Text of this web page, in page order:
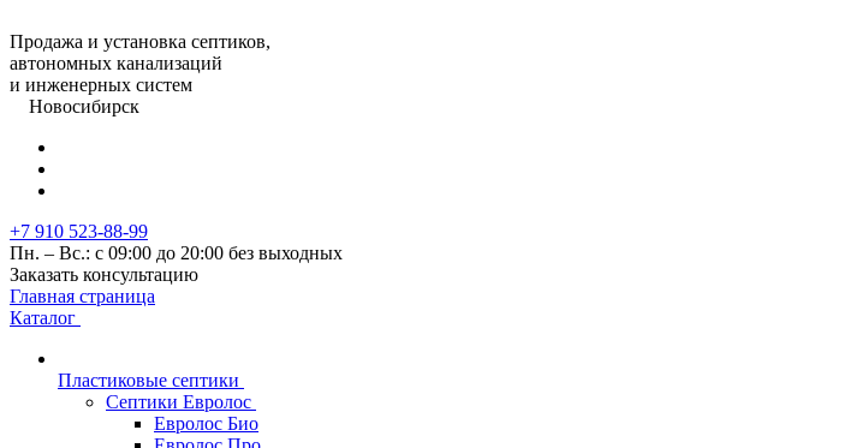
Продажа и установка септиков,
автономных канализаций
и инженерных систем
Новосибирск
+7 910 523-88-99
Пн. – Вс.: с 09:00 до 20:00 без выходных
Заказать консультацию
Главная страница
Каталог
Пластиковые септики
Септики Евролос
Евролос Био